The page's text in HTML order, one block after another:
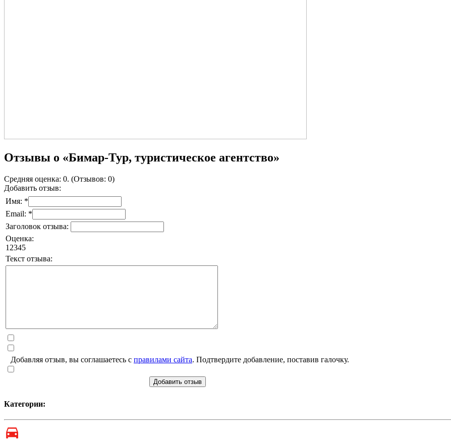
Отзывы о «Бимар-Тур, туристическое агентство»
Средняя оценка: 0. (Отзывов: 0)
Добавить отзыв:
Имя: *
Email: *
Заголовок отзыва:
Оценка:
1 2345
Текст отзыва:
Добавляя отзыв, вы соглашаетесь с правилами сайта. Подтвердите добавление, поставив галочку.
Добавить отзыв
Категории: